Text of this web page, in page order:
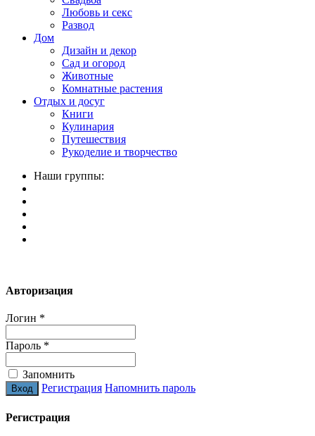
Любовь и секс
Развод
Дом
Дизайн и декор
Сад и огород
Животные
Комнатные растения
Отдых и досуг
Книги
Кулинария
Путешествия
Рукоделие и творчество
Наши группы:
Авторизация
Логин *
Пароль *
Запомнить
Регистрация Напомнить пароль
Регистрация